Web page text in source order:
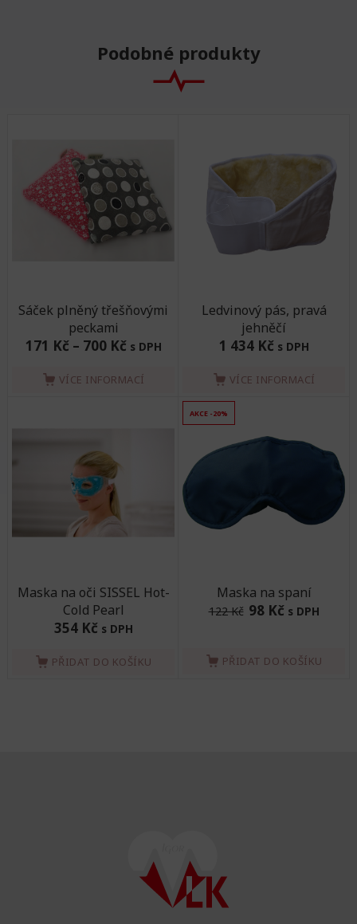
Podobné produkty
Sáček plněný třešňovými
peckami
171 Kč– 700 Kč s DPH
VÍCE INFORMACÍ
Ledvinový pás, pravá
jehněčí
1 434 Kč s DPH
VÍCE INFORMACÍ
Maska na oči SISSEL Hot-
Cold Pearl
354 Kč s DPH
PŘIDAT DO KOŠÍKU
AKCE -20%
Maska na spaní
122 Kč 98 Kč s DPH
PŘIDAT DO KOŠÍKU